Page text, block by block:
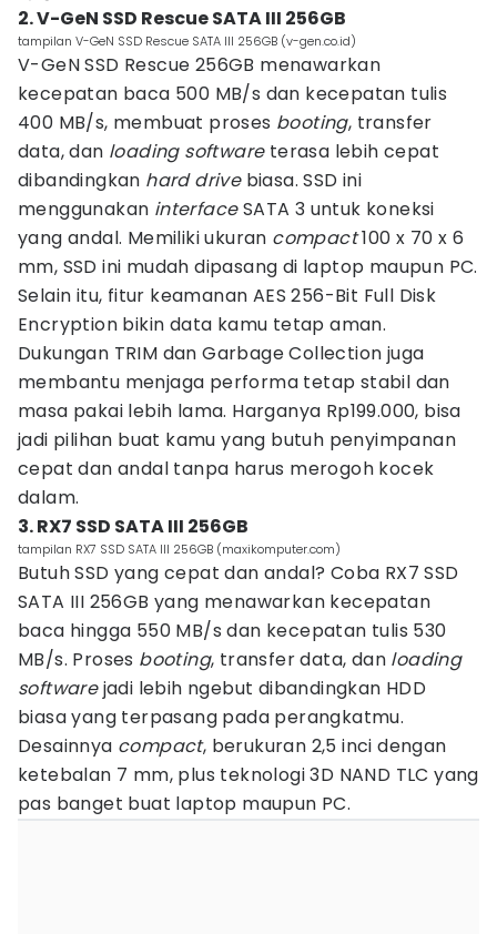
2. V-GeN SSD Rescue SATA III 256GB
tampilan V-GeN SSD Rescue SATA III 256GB (v-gen.co.id)
V-GeN SSD Rescue 256GB menawarkan
kecepatan baca 500 MB/s dan kecepatan tulis
400 MB/s, membuat proses booting, transfer
data, dan loading softwareterasa lebih cepat
dibandingkan hard drivebiasa. SSD ini
menggunakan interfaceSATA 3 untuk koneksi
yang andal. Memiliki ukuran compact100 x 70 x 6
mm, SSD ini mudah dipasang di laptop maupun PC.
Selain itu, fitur keamanan AES 256-Bit Full Disk
Encryption bikin data kamu tetap aman.
Dukungan TRIM dan Garbage Collection juga
membantu menjaga performa tetap stabil dan
masa pakai lebih lama. Harganya Rp199.000, bisa
jadi pilihan buat kamu yang butuh penyimpanan
cepat dan andal tanpa harus merogoh kocek
dalam.
3. RX7 SSD SATA III 256GB
tampilan RX7 SSD SATA III 256GB (maxikomputer.com)
Butuh SSD yang cepat dan andal? Coba RX7 SSD
SATA III 256GB yang menawarkan kecepatan
baca hingga 550 MB/s dan kecepatan tulis 530
MB/s. Proses booting, transfer data, dan loading
softwarejadi lebih ngebut dibandingkan HDD
biasa yang terpasang pada perangkatmu.
Desainnya compact, berukuran 2,5 inci dengan
ketebalan 7 mm, plus teknologi 3D NAND TLC yang
pas banget buat laptop maupun PC.